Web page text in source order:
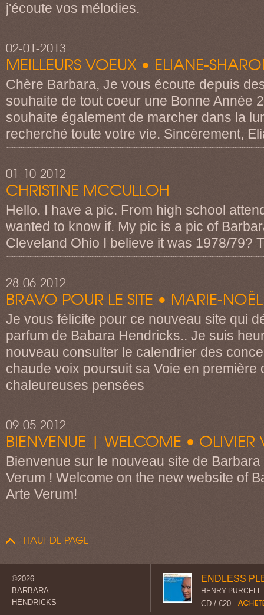
j'écoute vos mélodies.
02-01-2013
MEILLEURS VOEUX • ELIANE-
Chère Barbara, Je vous écoute depuis
souhaite de tout coeur une Bonne Année
souhaite également de marcher dans la
recherché toute votre vie. Sincèrement,
01-10-2012
CHRISTINE MCCULLOH
Hello. I have a pic. From high school
wanted to know if. My pic is a pic of
Cleveland Ohio I believe it was 1978/79?
28-06-2012
BRAVO POUR LE SITE • MARIE-
Je vous félicite pour ce nouveau site qui
parfum de Babara Hendricks.. Je suis
nouveau consulter le calendrier des
chaude voix poursuit sa Voie en première
chaleureuses pensées
09-05-2012
BIENVENUE | WELCOME • OLIVIER
Bienvenue sur le nouveau site de
Verum ! Welcome on the new website of
Arte Verum!
HAUT DE PAGE
©2026
BARBARA
HENDRICKS
ENDLESS
HENRY
CD / €20